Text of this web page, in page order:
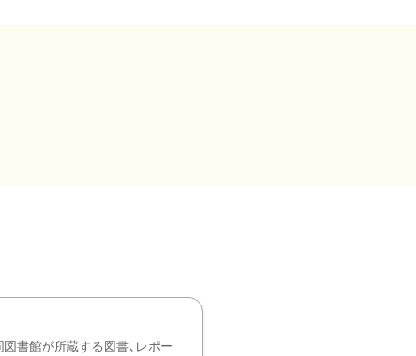
書館が所蔵する図書、レポー